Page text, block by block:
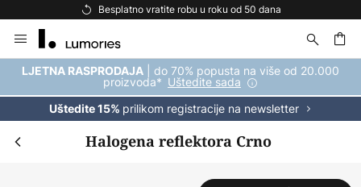
Besplatna dostava za kupnju iznad 69 €
to
Content
LJETNA RASPRODAJA | do 70% popusta na više od 20.000
proizvoda* Uštedite sada
Uštedite 15% prilikom registracije na newsletter
Halogena reflektora Crno